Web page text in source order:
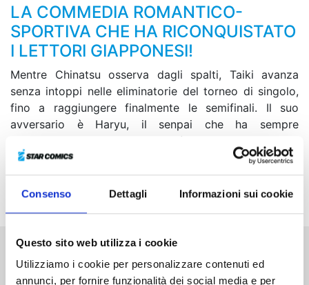
Consenso Dettagli Informazioni sui cookie
Questo sito web utilizza i cookie
Utilizziamo i cookie per personalizzare contenuti ed
annunci, per fornire funzionalità dei social media e per
LA COMMEDIA ROMANTICO-
SPORTIVA CHE HA RICONQUISTATO
I LETTORI GIAPPONESI!
Mentre Chinatsu osserva dagli spalti, Taiki avanza
senza intoppi nelle eliminatorie del torneo di singolo,
fino a raggiungere finalmente le semifinali. Il suo
avversario è Haryu, il senpai che ha sempre
ammirato... Chi dei due riuscirà ad avere la meglio
conquistando così un posto per il Campionato
Nazionale? I sentimenti del senpai e quelli del suo
kohai stanno per scontrarsi!
Altri volumi della serie